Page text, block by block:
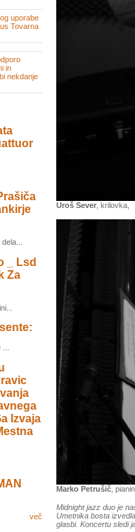
uporabe
Tovarna
in
nekdanje
_ Lsd
Za
Izvaja
več
Uroš Sever , krilovka,
Marko Petrušič ,
Midnight jazz duo je
Umetnika bosta
glasbi. Koncertu sledi